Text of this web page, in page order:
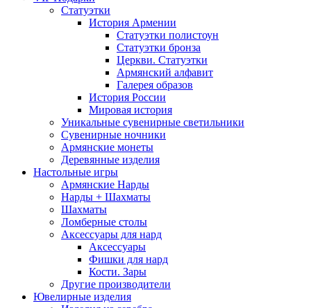
Статуэтки
История Армении
Статуэтки полистоун
Статуэтки бронза
Церкви. Статуэтки
Армянский алфавит
Галерея образов
История России
Мировая история
Уникальные сувенирные светильники
Сувенирные ночники
Армянские монеты
Деревянные изделия
Настольные игры
Армянские Нарды
Нарды + Шахматы
Шахматы
Ломберные столы
Аксессуары для нард
Аксессуары
Фишки для нард
Кости. Зары
Другие производители
Ювелирные изделия